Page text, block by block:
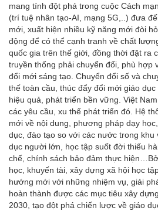
mang tính đột phá trong cuộc Cách
(trí tuệ nhân tạo-AI, mạng 5G,..) đưa
mới, xuất hiện nhiều kỹ năng mới đòi
động để có thể cạnh tranh về chất
quốc gia trên thế giới, đồng thời đặt ra
truyền thống phải chuyển đổi, phù hợp
đổi mới sáng tạo. Chuyển đổi số và
thế toàn cầu, thúc đẩy đổi mới giáo
hiệu quả, phát triển bền vững. Việt
các yêu cầu, xu thế phát triển đó. Hệ
mới về nội dung, phương pháp dạy
dục, đào tạo so với các nước trong
dục người lớn, học tập suốt đời thiếu
chế, chính sách bảo đảm thực
học, khuyến tài, xây dựng xã hội học
hướng mới với những nhiệm vụ, giải
hoàn thành được các mục tiêu xây
2030, tạo đột phá chiến lược về giáo